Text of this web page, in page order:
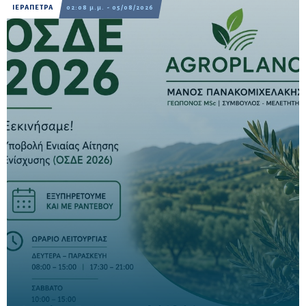
ΙΕΡΑΠΕΤΡΑ 02:08 μ.μ. - 05/08/2026
Έως τις 16 Οκτωβρίου η προθεσμία υποβολής – Δυνατότητα